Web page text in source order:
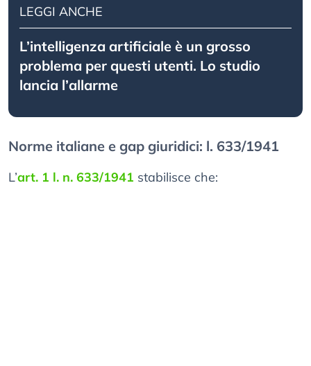
LEGGI ANCHE
L’intelligenza artificiale è un grosso
problema per questi utenti. Lo studio
lancia l’allarme
Norme italiane e gap giuridici: l. 633/1941
L’art. 1 l. n. 633/1941 stabilisce che: